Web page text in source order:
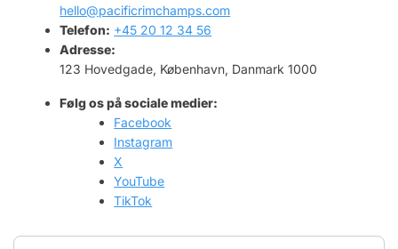
hello@pacificrimchamps.com
Telefon: +45 20 12 34 56
Adresse:
123 Hovedgade, København, Danmark 1000
Følg os på sociale medier:
Facebook
Instagram
X
YouTube
TikTok